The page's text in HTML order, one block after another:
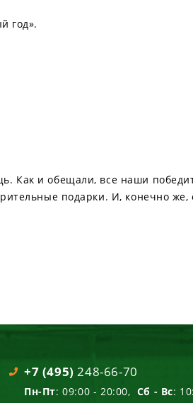
год».
Как и обещали, все наши
подарки. И, конечно
+7 (495) 248-66-70
Пн-Пт: 09:00 - 20:00, Сб - Вс: